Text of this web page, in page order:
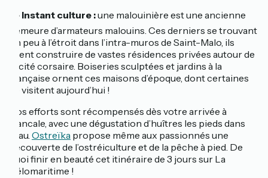
📚 Instant culture :une malouinière est une ancienne
demeure d’armateurs malouins. Ces derniers se trouvant
un peu à l’étroit dans l’intra-muros de Saint-Malo, ils
firent construire de vastes résidences privées autour de
la cité corsaire. Boiseries sculptées et jardins à la
française ornent ces maisons d’époque, dont certaines
se visitent aujourd’hui !
Vos efforts sont récompensés dès votre arrivée à
Cancale, avec une dégustation d’huîtres les pieds dans
l’eau. Ostreïka propose même aux passionnés une
découverte de l’ostréiculture et de la pêche à pied. De
quoi finir en beauté cet itinéraire de 3 jours sur La
Vélomaritime !